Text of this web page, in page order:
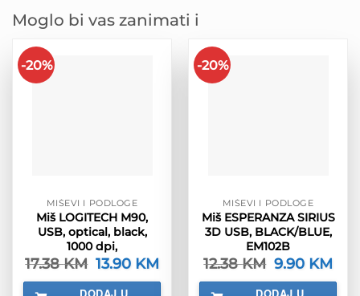
Moglo bi vas zanimati i
-20%
MIŠEVI I PODLOGE
Miš LOGITECH M90,
USB, optical, black,
1000 dpi,
17.38KM Izvorna
cijena
bila
13.90 KM Trenutna
je:
DODAJ U
-20%
MIŠEVI I PODLOGE
Miš ESPERANZA SIRIUS
3D USB, BLACK/BLUE,
EM102B
12.38KM Izvorna
cijena
bila
9.90 KM
je:
DODAJ U